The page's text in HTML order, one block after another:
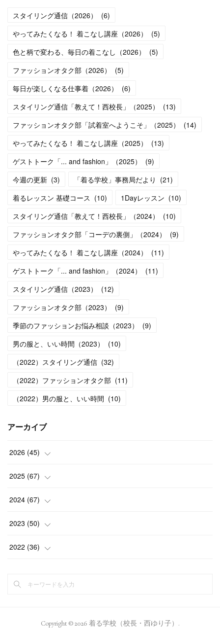
スタイリング通信（2026） (6)
やってみたくなる！ 着こなし講座（2026）
(5)
色と柄で変わる、毎日の着こなし（2026）
(5)
ファッションオタク部（2026）
(5)
毎日が楽しくなる仕事着（2026）
(6)
スタイリング通信「教えて！西校長」（2025）
(13)
ファッションオタク部「試着室へようこそ」（2025）
(14)
やってみたくなる！ 着こなし講座（2025）
(13)
ゲストトーク「... and fashion」（2025）
(9)
今週の更新 (3) 「着る学校」事務局だより (21)
着るレッスン 基礎コース (10) 1Dayレッスン (10)
スタイリング通信「教えて！西校長」（2024）
(10)
ファッションオタク部「コーデの裏側」（2024）
(9)
やってみたくなる！ 着こなし講座（2024）
(11)
ゲストトーク「... and fashion」（2024）
(11)
スタイリング通信（2023）
(12)
ファッションオタク部（2023）
(9)
季節のファッションお悩み相談（2023）
(9)
男の服と、いい時間（2023）
(10)
（2022）スタイリング通信 (32)
（2022）ファッションオタク部 (11)
（2022）男の服と、いい時間 (10)
アーカイブ
2026 (45)
(1)
(5)
(5)
(5)
( )
2025 (67)
(4)
(9)
(6)
2024 (67)
(7)
(5)
2023 (50)
(5)
2022 (36)
Copyright ©2026 着る学校（校長・西ゆり子） .